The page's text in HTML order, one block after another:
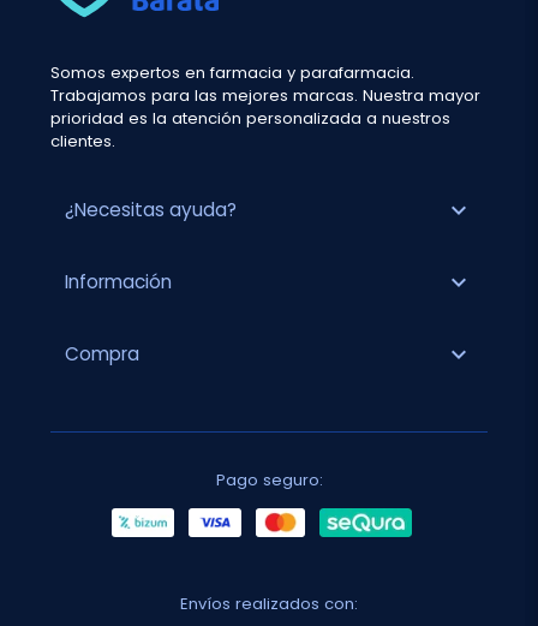
Somos expertos en farmacia y parafarmacia.
Trabajamos para las mejores marcas. Nuestra mayor
prioridad es la atención personalizada a nuestros
clientes.
¿Necesitas ayuda? expand_more
Información expand_more
Compra expand_more
Pago seguro:
Envíos realizados con: